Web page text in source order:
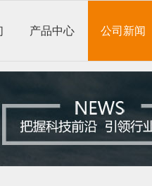
产品中心 公司新闻